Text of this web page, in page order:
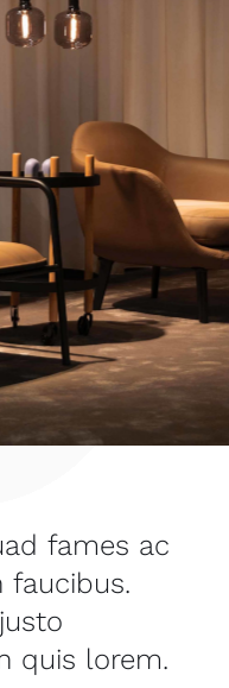
fames ac
faucibus.
quis lorem.